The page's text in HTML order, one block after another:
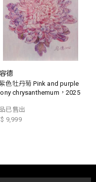
德
色牡丹菊 Pink and purple
chrysanthemum，2025
已售出
9,999